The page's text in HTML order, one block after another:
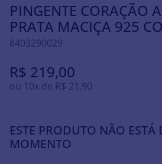
PINGENTE CORAÇÃO
PRATA MACIÇA 925
8403290029
R$ 219,00
ou 10x de R$ 21 ,90
ESTE PRODUTO NÃO
MOMENTO